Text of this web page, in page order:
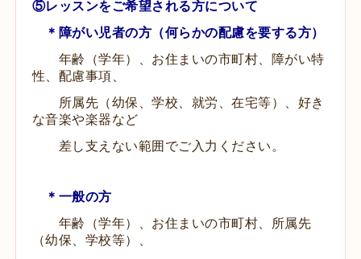
⑤レッスンをご希望される方について
＊障がい児者の方（何らかの配慮を要する方）
年齢（学年）、お住まいの市町村、障がい特
性、配慮事項、
所属先（幼保、学校、就労、在宅等）、好き
な音楽や楽器など
差し支えない範囲でご入力ください。
＊一般の方
年齢（学年）、お住まいの市町村、
所属先
（幼保、学校等）、